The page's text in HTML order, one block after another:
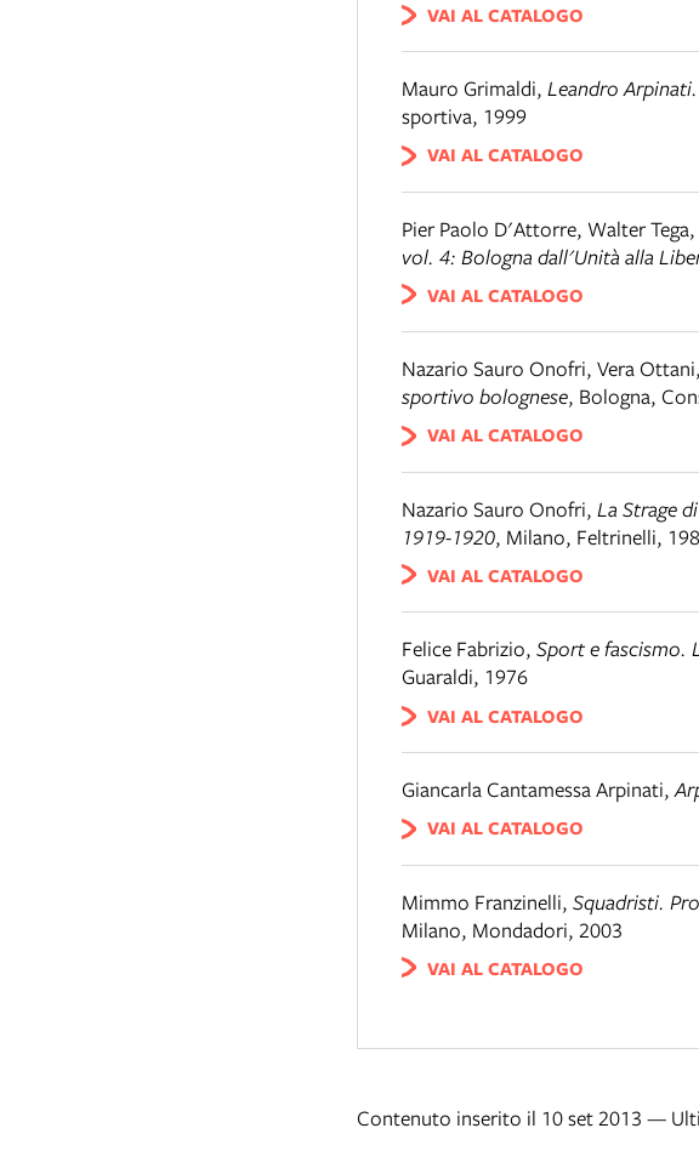
VAI AL CATALOGO
Mauro Grimaldi, Leandro
sportiva, 1999
VAI AL CATALOGO
Pier Paolo D'Attorre, Walter Tega,
vol. 4: Bologna dall'Unità alla
VAI AL CATALOGO
Nazario Sauro Onofri, Vera Ottani,
sportivo bolognese, Bologna,
VAI AL CATALOGO
Nazario Sauro Onofri, La Strage
1919-1920, Milano, Feltrinelli,
VAI AL CATALOGO
Felice Fabrizio, Sport e fascismo.
Guaraldi, 1976
VAI AL CATALOGO
Giancarla Cantamessa Arpinati,
VAI AL CATALOGO
Mimmo Franzinelli, Squadristi.
Milano, Mondadori, 2003
VAI AL CATALOGO
Contenuto inserito il 10 set 2013 —